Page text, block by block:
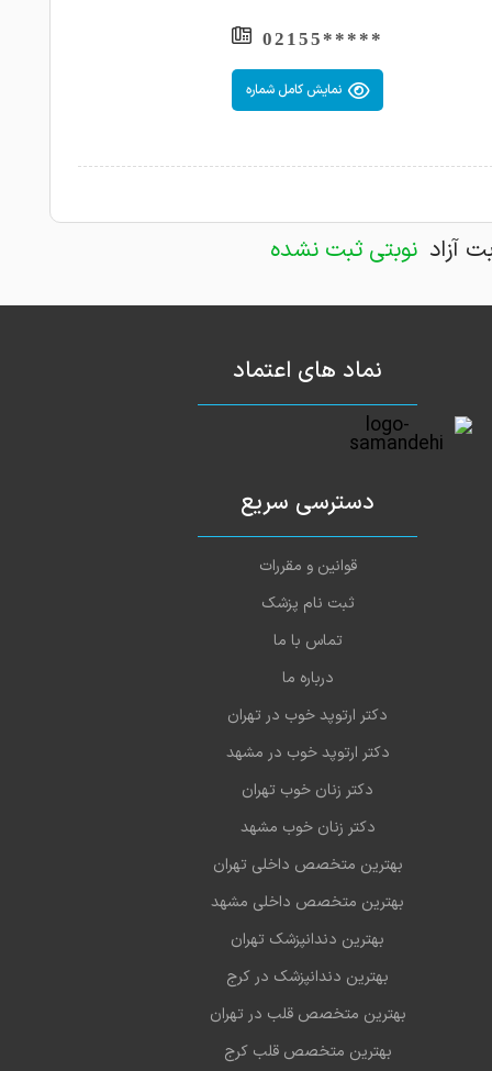
آزاد نوبتی ثبت نشده
*****02155
نمایش کامل شماره
نماد های اعتماد
دسترسی سریع
قوانین و مقررات
ثبت نام پزشک
تماس با ما
درباره ما
دکتر ارتوپد خوب در تهران
دکتر ارتوپد خوب در مشهد
دکتر زنان خوب تهران
دکتر زنان خوب مشهد
بهترین متخصص داخلی تهران
بهترین متخصص داخلی مشهد
بهترین دندانپزشک تهران
بهترین دندانپزشک در کرج
بهترین متخصص قلب در تهران
بهترین متخصص قلب کرج